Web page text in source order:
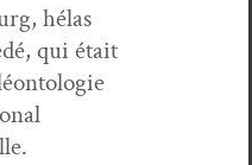
hélas
qui était